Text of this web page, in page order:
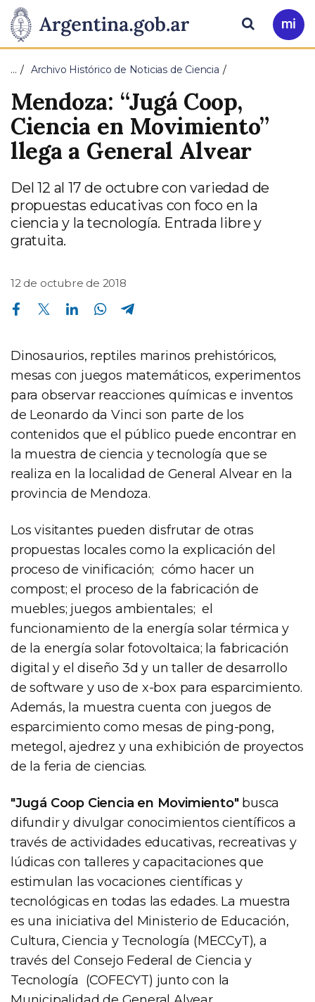
Presidencia
de
la
Nación
Pasar al contenido principal
Ir
a
Buscar
… Archivo Histórico de Noticias de Ciencia
Mendoza: “Jugá Coop,
Ciencia en Movimiento”
llega a General Alvear
Del 12 al 17 de octubre con variedad de
propuestas educativas con foco en la
ciencia y la tecnología. Entrada libre y
gratuita.
12 de octubre de 2018
Compartir en Facebook Compartir en Twitter Compartir en Linkedin Compartir en Whatsapp
Dinosaurios, reptiles marinos prehistóricos,
mesas con juegos matemáticos, experimentos
para observar reacciones químicas e inventos
de Leonardo da Vinci son parte de los
contenidos que el público puede encontrar en
la muestra de ciencia y tecnología que se
realiza en la localidad de General Alvear en la
provincia de Mendoza.
Los visitantes pueden disfrutar de otras
propuestas locales como la explicación del
proceso de vinificación; cómo hacer un
compost; el proceso de la fabricación de
muebles; juegos ambientales; el
funcionamiento de la energía solar térmica y
de la energía solar fotovoltaica; la fabricación
digital y el diseño 3d y un taller de desarrollo
de software y uso de x-box para esparcimiento.
Además, la muestra cuenta con juegos de
esparcimiento como mesas de ping-pong,
metegol, ajedrez y una exhibición de proyectos
de la feria de ciencias.
"Jugá Coop Ciencia en Movimiento"busca
difundir y divulgar conocimientos científicos a
través de actividades educativas, recreativas y
lúdicas con talleres y capacitaciones que
estimulan las vocaciones científicas y
tecnológicas en todas las edades. La muestra
es una iniciativa del Ministerio de Educación,
Cultura, Ciencia y Tecnología (MECCyT), a
través del Consejo Federal de Ciencia y
Tecnología (COFECYT) junto con la